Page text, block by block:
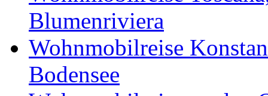
Blumenriviera
Wohnmobilreise
Bodensee